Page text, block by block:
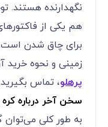
نگهدارنده هستند.
هم یکی از
برای چاق شدن است.
زمینی و نحوه خرید
پرهلو، تماس
سخن آخر درباره کره
به طور کلی